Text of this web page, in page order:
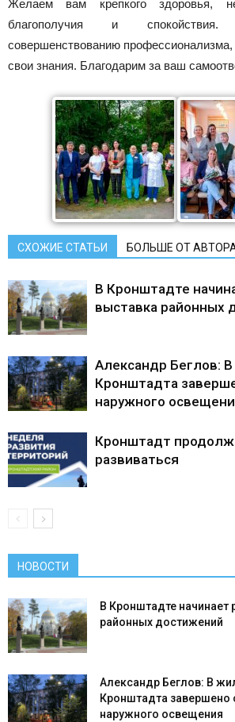
Желаем вам крепкого здоровья,
благополучия и
совершенствованию профессионализма,
свои знания. Благодарим за ваш
СХОЖИЕ СТАТЬИ БОЛЬШЕ ОТ
В Кронштадте
выставка районных
Александр Беглов:
Кронштадта
наружного
Кронштадт
развиваться
НОВОСТИ
В Кронштадте начинает
районных достижений
Александр Беглов: В
Кронштадта завершено
наружного освещения